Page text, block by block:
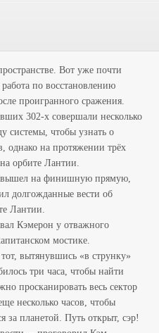
Вот уже почти
по восстановлению
проигранного сражения.
302-х совершали несколько
системы, чтобы узнать о
однако на протяжении трёх
орбите Лантии.
вышел на финишную прямую,
долгожданные вести об
Лантии.
Кэмерон у отважного
мостике.
вытянувшись «в струнку»
три часа, чтобы найти
просканировать весь сектор
несколько часов, чтобы
за планетой. Путь открыт, сэр!